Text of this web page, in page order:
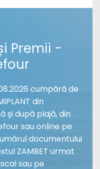
Premii -
cumpără de
din
și după plajă, din
sau online pe
documentului
ZAMBET urmat
sau pe